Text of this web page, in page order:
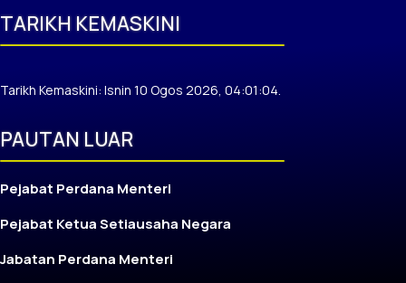
TARIKH KEMASKINI
Tarikh Kemaskini: Isnin 10 Ogos 2026, 04:01:04.
PAUTAN LUAR
Pejabat Perdana Menteri
Pejabat Ketua Setiausaha Negara
Jabatan Perdana Menteri